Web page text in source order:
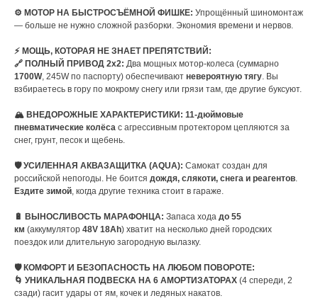
⚙️ МОТОР НА БЫСТРОСЪЁМНОЙ ФИШКЕ: Упрощённый шиномонтаж
— больше не нужно сложной разборки. Экономия времени и нервов.
⚡ МОЩЬ, КОТОРАЯ НЕ ЗНАЕТ ПРЕПЯТСТВИЙ:
🔗 ПОЛНЫЙ ПРИВОД 2x2: Два мощных мотор-колеса (суммарно
1700W, 245W по паспорту) обеспечивают невероятную тягу. Вы
взбираетесь в гору по мокрому снегу или грязи там, где другие буксуют.
🏔️ ВНЕДОРОЖНЫЕ ХАРАКТЕРИСТИКИ: 11-дюймовые
пневматические колёса с агрессивным протектором цепляются за
снег, грунт, песок и щебень.
🛡️ УСИЛЕННАЯ АКВАЗАЩИТКА (AQUA): Самокат создан для
российской непогоды. Не боится дождя, слякоти, снега и реагентов.
Ездите зимой, когда другие техника стоит в гараже.
🔋 ВЫНОСЛИВОСТЬ МАРАФОНЦА: Запаса хода до 55
км (аккумулятор 48V 18Ah) хватит на несколько дней городских
поездок или длительную загородную вылазку.
🛡️ КОМФОРТ И БЕЗОПАСНОСТЬ НА ЛЮБОМ ПОВОРОТЕ:
🌀 УНИКАЛЬНАЯ ПОДВЕСКА НА 6 АМОРТИЗАТОРАХ (4 спереди, 2
сзади) гасит удары от ям, кочек и ледяных накатов.